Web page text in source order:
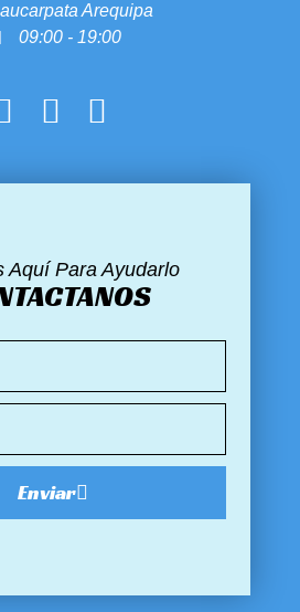
Arequipa
09:00 - 19:00
Aquí Para Ayudarlo
Enviar